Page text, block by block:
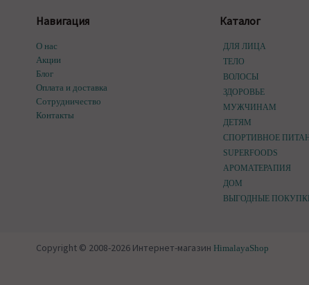
Навигация
О нас
Акции
Блог
Оплата и доставка
Сотрудничество
Контакты
Каталог
ДЛЯ ЛИЦА
ТЕЛО
ВОЛОСЫ
ЗДОРОВЬЕ
МУЖЧИНАМ
ДЕТЯМ
СПОРТИВНОЕ
SUPERFOODS
АРОМАТЕРАПИЯ
ДОМ
ВЫГОДНЫЕ
Copyright © 2008-2026 Интернет-магазин HimalayaShop